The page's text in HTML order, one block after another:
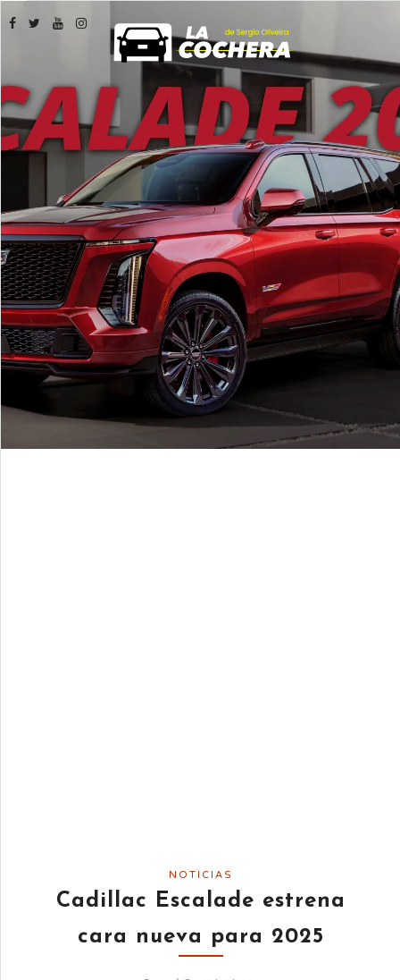
NOTICIAS
Cadillac Escalade estrena
cara nueva para 2025